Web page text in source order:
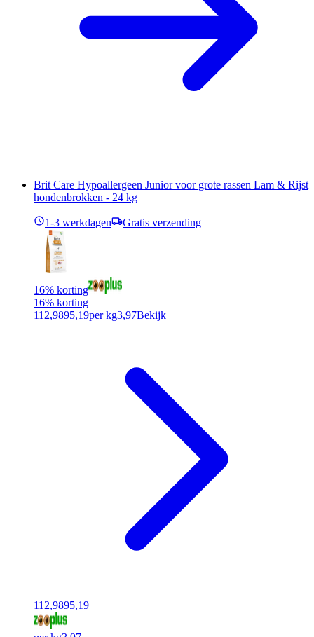
Brit Care Hypoallergeen Junior voor grote rassen Lam & Rijst
hondenbrokken - 24 kg
1-3 werkdagen Gratis verzending
16% korting
16% korting
112,9895,19per kg3,97Bekijk
112,9895,19